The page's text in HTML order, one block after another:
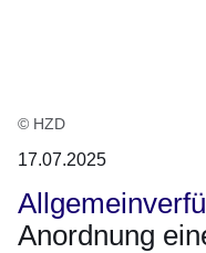
© HZD
17.07.2025
Anordnung